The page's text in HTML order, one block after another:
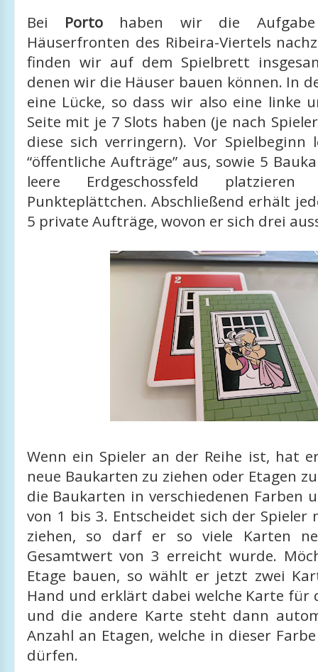
Bei Porto haben wir die
Häuserfronten des Ribeira-Viertels
finden wir auf dem Spielbrett
denen wir die Häuser bauen können. In
eine Lücke, so dass wir also eine linke
Seite mit je 7 Slots haben (je nach
diese sich verringern). Vor Spielbeginn
“öffentliche Aufträge” aus, sowie 5
leere Erdgeschossfeld
Punkteplättchen. Abschließend erhält
5 private Aufträge, wovon er sich drei
Wenn ein Spieler an der Reihe ist, hat
neue Baukarten zu ziehen oder Etagen
die Baukarten in verschiedenen Farben
von 1 bis 3. Entscheidet sich der Spieler
ziehen, so darf er so viele Karten
Gesamtwert von 3 erreicht wurde.
Etage bauen, so wählt er jetzt zwei
Hand und erklärt dabei welche Karte für
und die andere Karte steht dann
Anzahl an Etagen, welche in dieser
dürfen.